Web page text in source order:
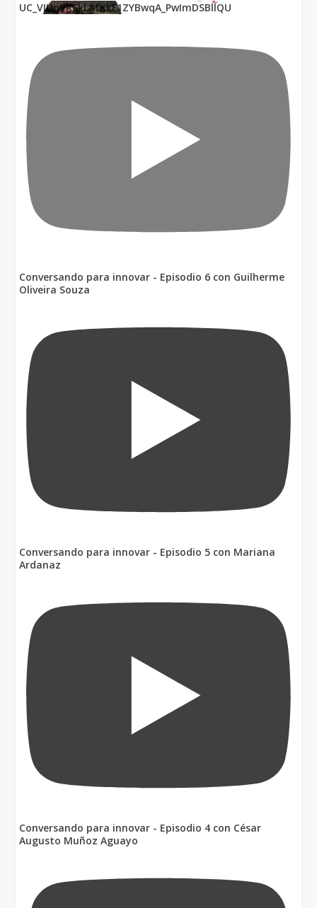
UC_VIUnVRSkLAfKkF1ZYBwqA_PwImDSBllQU
Conversando para innovar - Episodio 6 con Guilherme
Oliveira Souza
Conversando para innovar - Episodio 5 con Mariana
Ardanaz
Conversando para innovar - Episodio 4 con César
Augusto Muñoz Aguayo